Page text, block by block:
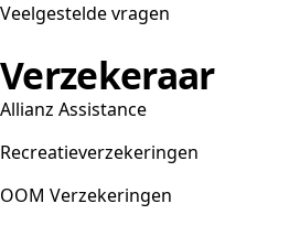
Veelgestelde vragen
Verzekeraar
Allianz Assistance
Recreatieverzekeringen
OOM Verzekeringen